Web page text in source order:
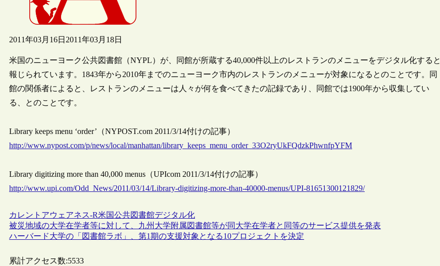
2011年03月16日 2011年03月18日
米国のニューヨーク公共図書館（NYPL）が、同館が所蔵する40,000件以上のレストランのメニューをデジタル化すると
報じられています。1843年から2010年までのニューヨーク市内のレストランのメニューが対象になるとのことです。同
館の関係者によると、レストランのメニューは人々が何を食べてきたの記録であり、同館では1900年から収集してい
る、とのことです。
Library keeps menu ‘order’（NYPOST.com 2011/3/14付けの記事）
http://www.nypost.com/p/news/local/manhattan/library_keeps_menu_order_33O2ryUkFQdzkPhwnfpYFM
Library digitizing more than 40,000 menus（UPIcom 2011/3/14付けの記事）
http://www.upi.com/Odd_News/2011/03/14/Library-digitizing-more-than-40000-menus/UPI-81651300121829/
カレントアウェアネス-R米国公共図書館デジタル化
被災地域の大学在学者等に対して、九州大学附属図書館等が同大学在学者と同等のサービス提供を発表
ハーバード大学の「図書館ラボ」、第1期の支援対象となる10プロジェクトを決定
累計アクセス数:5533